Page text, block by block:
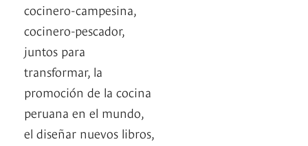
cocinero-campesina,
cocinero-pescador,
juntos para
transformar, la
promoción de la cocina
peruana en el mundo,
el diseñar nuevos libros,